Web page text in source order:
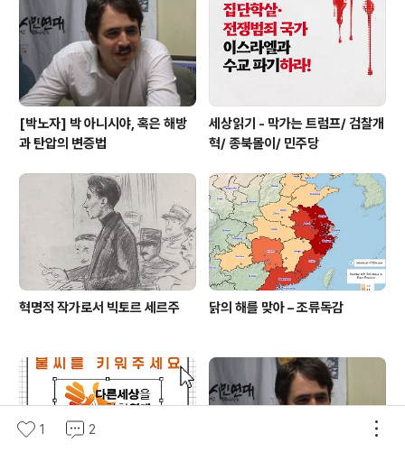
사점이 많고 여로모로 도움이 된다고 판단해서 이 서평을
번역했다. 이 글의 필자인 에릭..
[박노자] 박 아니시야, 혹은 해방
과 탄압의 변증법
세상읽기 - 막가는 트럼프/ 검찰개
혁/ 종북몰이/ 민주당
혁명적 작가로서 빅토르 세르주 닭의 해를 맞아 – 조류독감
1 2